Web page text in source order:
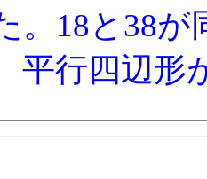
。18と38
平行四辺形